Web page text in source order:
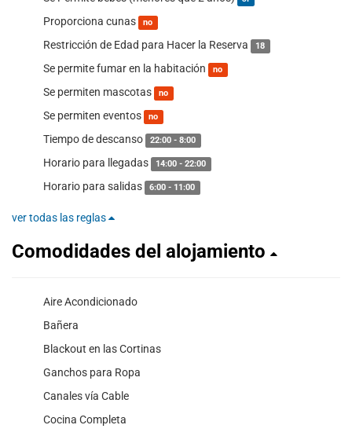
Proporciona cunas no
Restricción de Edad para Hacer la Reserva 18
Se permite fumar en la habitación no
Se permiten mascotas no
Se permiten eventos no
Tiempo de descanso 22:00 - 8:00
Horario para llegadas 14:00 - 22:00
Horario para salidas 6:00 - 11:00
ver todas las reglas
Comodidades del alojamiento
Aire Acondicionado
Bañera
Blackout en las Cortinas
Ganchos para Ropa
Canales vía Cable
Cocina Completa